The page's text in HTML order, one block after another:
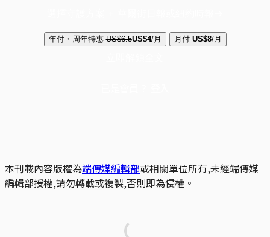
年付・周年特惠 US$6.5US$4/月 月付 US$8/月
本刊載內容版權為端傳媒編輯部或相關單位所有,未經端傳媒
編輯部授權,請勿轉載或複製,否則即為侵權。